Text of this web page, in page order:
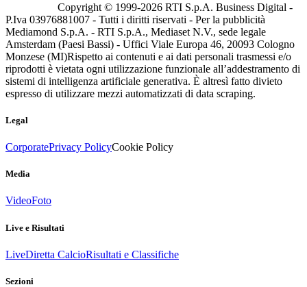
Copyright © 1999-2026 RTI S.p.A. Business Digital -
P.Iva 03976881007 - Tutti i diritti riservati - Per la pubblicità
Mediamond S.p.A. - RTI S.p.A., Mediaset N.V., sede legale
Amsterdam (Paesi Bassi) - Uffici Viale Europa 46, 20093 Cologno
Monzese (MI)Rispetto ai contenuti e ai dati personali trasmessi e/o
riprodotti è vietata ogni utilizzazione funzionale all’addestramento di
sistemi di intelligenza artificiale generativa. È altresì fatto divieto
espresso di utilizzare mezzi automatizzati di data scraping.
Legal
CorporatePrivacy PolicyCookie Policy
Media
VideoFoto
Live e Risultati
LiveDiretta CalcioRisultati e Classifiche
Sezioni